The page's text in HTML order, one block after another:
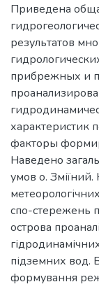
Приведена
результатов
прибрежных и
факторы
Наведено
умов о. Зміїний.
спо-стережень
острова
підземних вод.
формування